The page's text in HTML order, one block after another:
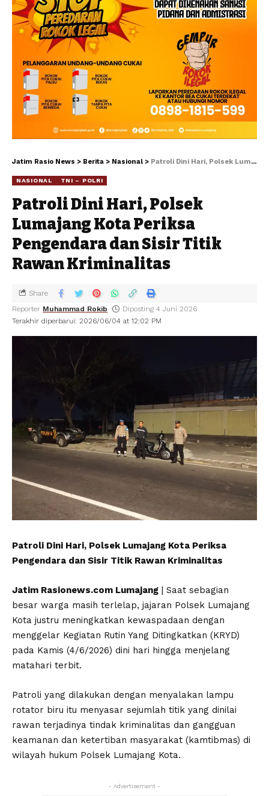
Jatim Rasio News > Berita > Nasional > Patroli Dini Hari, Polsek Lumajang Kota Periksa Pengendara dan Sisir Titik Rawan Kriminalitas
NASIONAL TNI – POLRI
Patroli Dini Hari, Polsek
Lumajang Kota Periksa
Pengendara dan Sisir Titik
Rawan Kriminalitas
Terakhir diperbarui: 2026/06/04 at 12:02 PM
Reporter Muhammad Rokib Diposting 4 Juni 2026
Share
Patroli Dini Hari, Polsek Lumajang Kota Periksa
Pengendara dan Sisir Titik Rawan Kriminalitas
Jatim Rasionews.com Lumajang | Saat sebagian
besar warga masih terlelap, jajaran Polsek Lumajang
Kota justru meningkatkan kewaspadaan dengan
menggelar Kegiatan Rutin Yang Ditingkatkan (KRYD)
pada Kamis (4/6/2026) dini hari hingga menjelang
matahari terbit.
Patroli yang dilakukan dengan menyalakan lampu
rotator biru itu menyasar sejumlah titik yang dinilai
rawan terjadinya tindak kriminalitas dan gangguan
keamanan dan ketertiban masyarakat (kamtibmas) di
wilayah hukum Polsek Lumajang Kota.
- Advertisement -